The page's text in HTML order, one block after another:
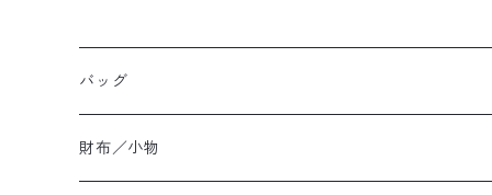
バッグ
ハンドバッグ
財布／小物